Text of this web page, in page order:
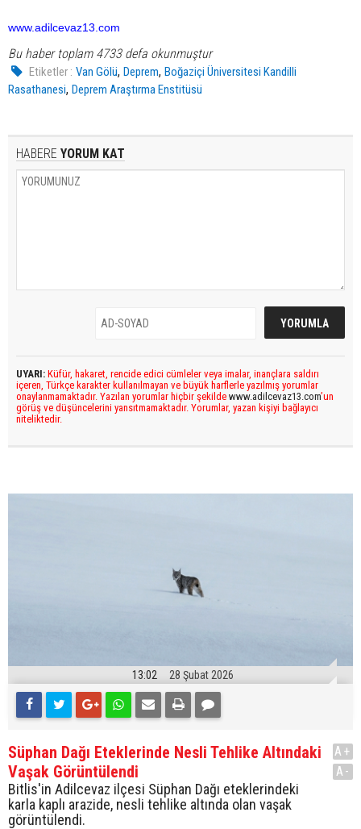
www.adilcevaz13.com
Bu haber toplam 4733 defa okunmuştur
Etiketler : Van Gölü,Deprem,Boğaziçi Üniversitesi Kandilli
Rasathanesi, Deprem Araştırma Enstitüsü
HABERE YORUM KAT
UYARI: Küfür, hakaret, rencide edici cümleler veya imalar, inançlara saldırı
içeren, Türkçe karakter kullanılmayan ve büyük harflerle yazılmış yorumlar
onaylanmamaktadır. Yazılan yorumlar hiçbir şekilde www.adilcevaz13.com’un
görüş ve düşüncelerini yansıtmamaktadır. Yorumlar, yazan kişiyi bağlayıcı
niteliktedir.
13:02 28 Şubat 2026
Süphan Dağı Eteklerinde Nesli Tehlike Altındaki
Vaşak Görüntülendi
Bitlis'in Adilcevaz ilçesi Süphan Dağı eteklerindeki
karla kaplı arazide, nesli tehlike altında olan vaşak
görüntülendi.
A+
A-